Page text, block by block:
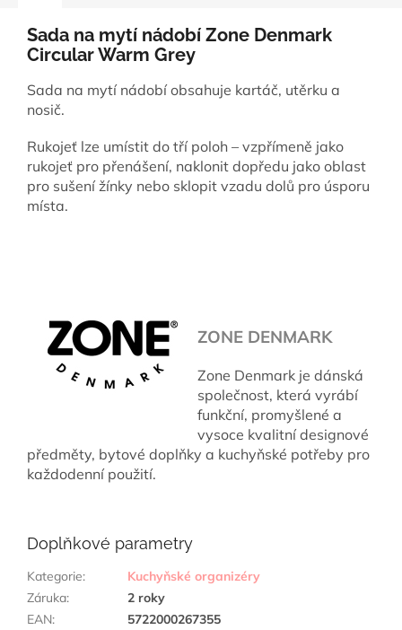
Sada na mytí nádobí Zone Denmark
Circular Warm Grey
Sada na mytí nádobí obsahuje kartáč, utěrku a
nosič.
Rukojeť lze umístit do tří poloh – vzpřímeně jako
rukojeť pro přenášení, naklonit dopředu jako oblast
pro sušení žínky nebo sklopit vzadu dolů pro úsporu
místa.
ZONE DENMARK
Zone Denmark je dánská
společnost, která vyrábí
funkční, promyšlené a
vysoce kvalitní designové
předměty, bytové doplňky a kuchyňské potřeby pro
každodenní použití.
Doplňkové parametry
Kategorie:
Kuchyňské organizéry
Záruka:
2 roky
EAN:
5722000267355